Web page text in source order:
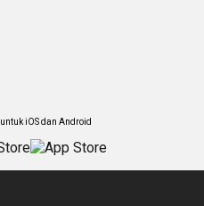
iOS dan Android